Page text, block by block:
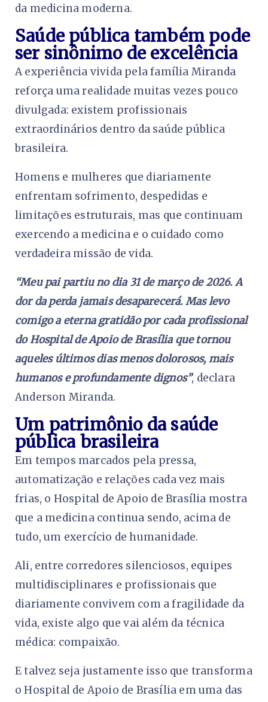
da medicina moderna.
Saúde pública também pode
ser sinônimo de excelência
A experiência vivida pela família Miranda
reforça uma realidade muitas vezes pouco
divulgada: existem profissionais
extraordinários dentro da saúde pública
brasileira.
Homens e mulheres que diariamente
enfrentam sofrimento, despedidas e
limitações estruturais, mas que continuam
exercendo a medicina e o cuidado como
verdadeira missão de vida.
“Meu pai partiu no dia 31 de março de 2026. A
dor da perda jamais desaparecerá. Mas levo
comigo a eterna gratidão por cada profissional
do Hospital de Apoio de Brasília que tornou
aqueles últimos dias menos dolorosos, mais
humanos e profundamente dignos”, declara
Anderson Miranda.
Um patrimônio da saúde
pública brasileira
Em tempos marcados pela pressa,
automatização e relações cada vez mais
frias, o Hospital de Apoio de Brasília mostra
que a medicina continua sendo, acima de
tudo, um exercício de humanidade.
Ali, entre corredores silenciosos, equipes
multidisciplinares e profissionais que
diariamente convivem com a fragilidade da
vida, existe algo que vai além da técnica
médica: compaixão.
E talvez seja justamente isso que transforma
o Hospital de Apoio de Brasília em uma das